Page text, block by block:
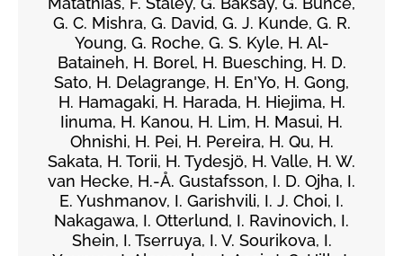
G. C. Mishra, G. David, G. J. Kunde, G. R.
Young, G. Roche, G. S. Kyle, H. Al-
Bataineh, H. Borel, H. Buesching, H. D.
Sato, H. Delagrange, H. En'Yo, H. Gong,
H. Hamagaki, H. Harada, H. Hiejima, H.
Iinuma, H. Kanou, H. Lim, H. Masui, H.
Ohnishi, H. Pei, H. Pereira, H. Qu, H.
Sakata, H. Torii, H. Tydesjö, H. Valle, H. W.
van Hecke, H.-Å. Gustafsson, I. D. Ojha, I.
E. Yushmanov, I. Garishvili, I. J. Choi, I.
Nakagawa, I. Otterlund, I. Ravinovich, I.
Shein, I. Tserruya, I. V. Sourikova, I.